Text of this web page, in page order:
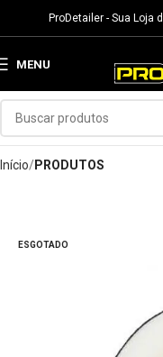
ProDetailer - Sua Loja
MENU
Início PRODUTOS
ESGOTADO